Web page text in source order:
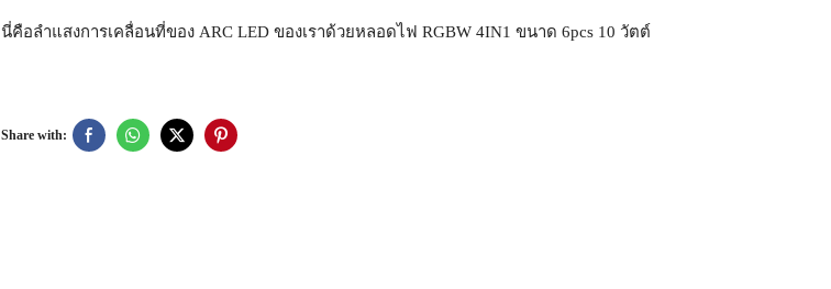
นี่คือลำแสงการเคลื่อนที่ของ ARC LED ของเราด้วยหลอดไฟ RGBW 4IN1 ขนาด 6pcs 10 วัตต์
Share with: